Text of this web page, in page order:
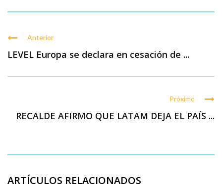
Anterior
LEVEL Europa se declara en cesación de ...
Próximo
RECALDE AFIRMO QUE LATAM DEJA EL PAÍS ...
ARTÍCULOS RELACIONADOS